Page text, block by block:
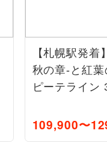
【札幌駅発
秋の章-と紅
ピーテライン
109,900〜